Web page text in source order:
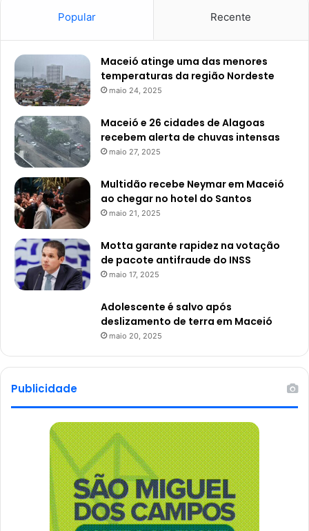
Popular Recente
Maceió atinge uma das menores
temperaturas da região Nordeste
maio 24, 2025
Maceió e 26 cidades de Alagoas
recebem alerta de chuvas intensas
maio 27, 2025
Multidão recebe Neymar em Maceió
ao chegar no hotel do Santos
maio 21, 2025
Motta garante rapidez na votação
de pacote antifraude do INSS
maio 17, 2025
Adolescente é salvo após
deslizamento de terra em Maceió
maio 20, 2025
Publicidade